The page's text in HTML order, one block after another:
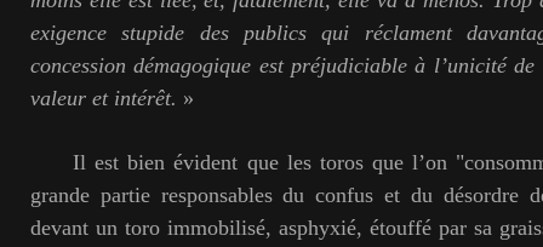
exigence stupide des publics qui réclament
concession démagogique est préjudiciable à l’unicité
valeur et intérêt. »
Il est bien évident que les toros que l’on "
grande partie responsables du confus et du désordre
devant un toro immobilisé, asphyxié, étouffé par sa